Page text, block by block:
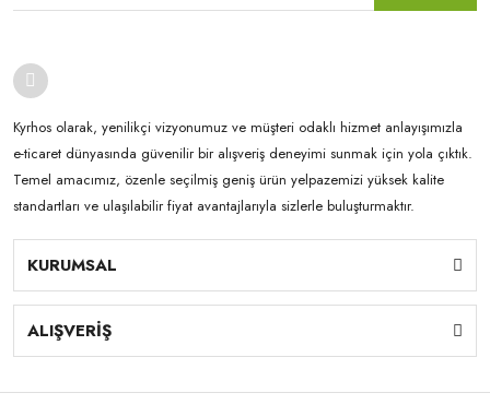
Kyrhos olarak, yenilikçi vizyonumuz ve müşteri odaklı hizmet anlayışımızla
e-ticaret dünyasında güvenilir bir alışveriş deneyimi sunmak için yola çıktık.
Temel amacımız, özenle seçilmiş geniş ürün yelpazemizi yüksek kalite
standartları ve ulaşılabilir fiyat avantajlarıyla sizlerle buluşturmaktır.
KURUMSAL
ALIŞVERİŞ